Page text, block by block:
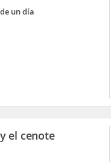
un día
el cenote